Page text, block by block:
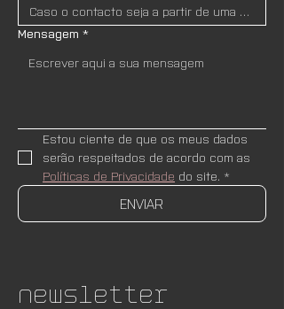
Mensagem *
Estou ciente de que os meus dados
Políticas de Privacidade do site. *
ENVIAR
Newsletter